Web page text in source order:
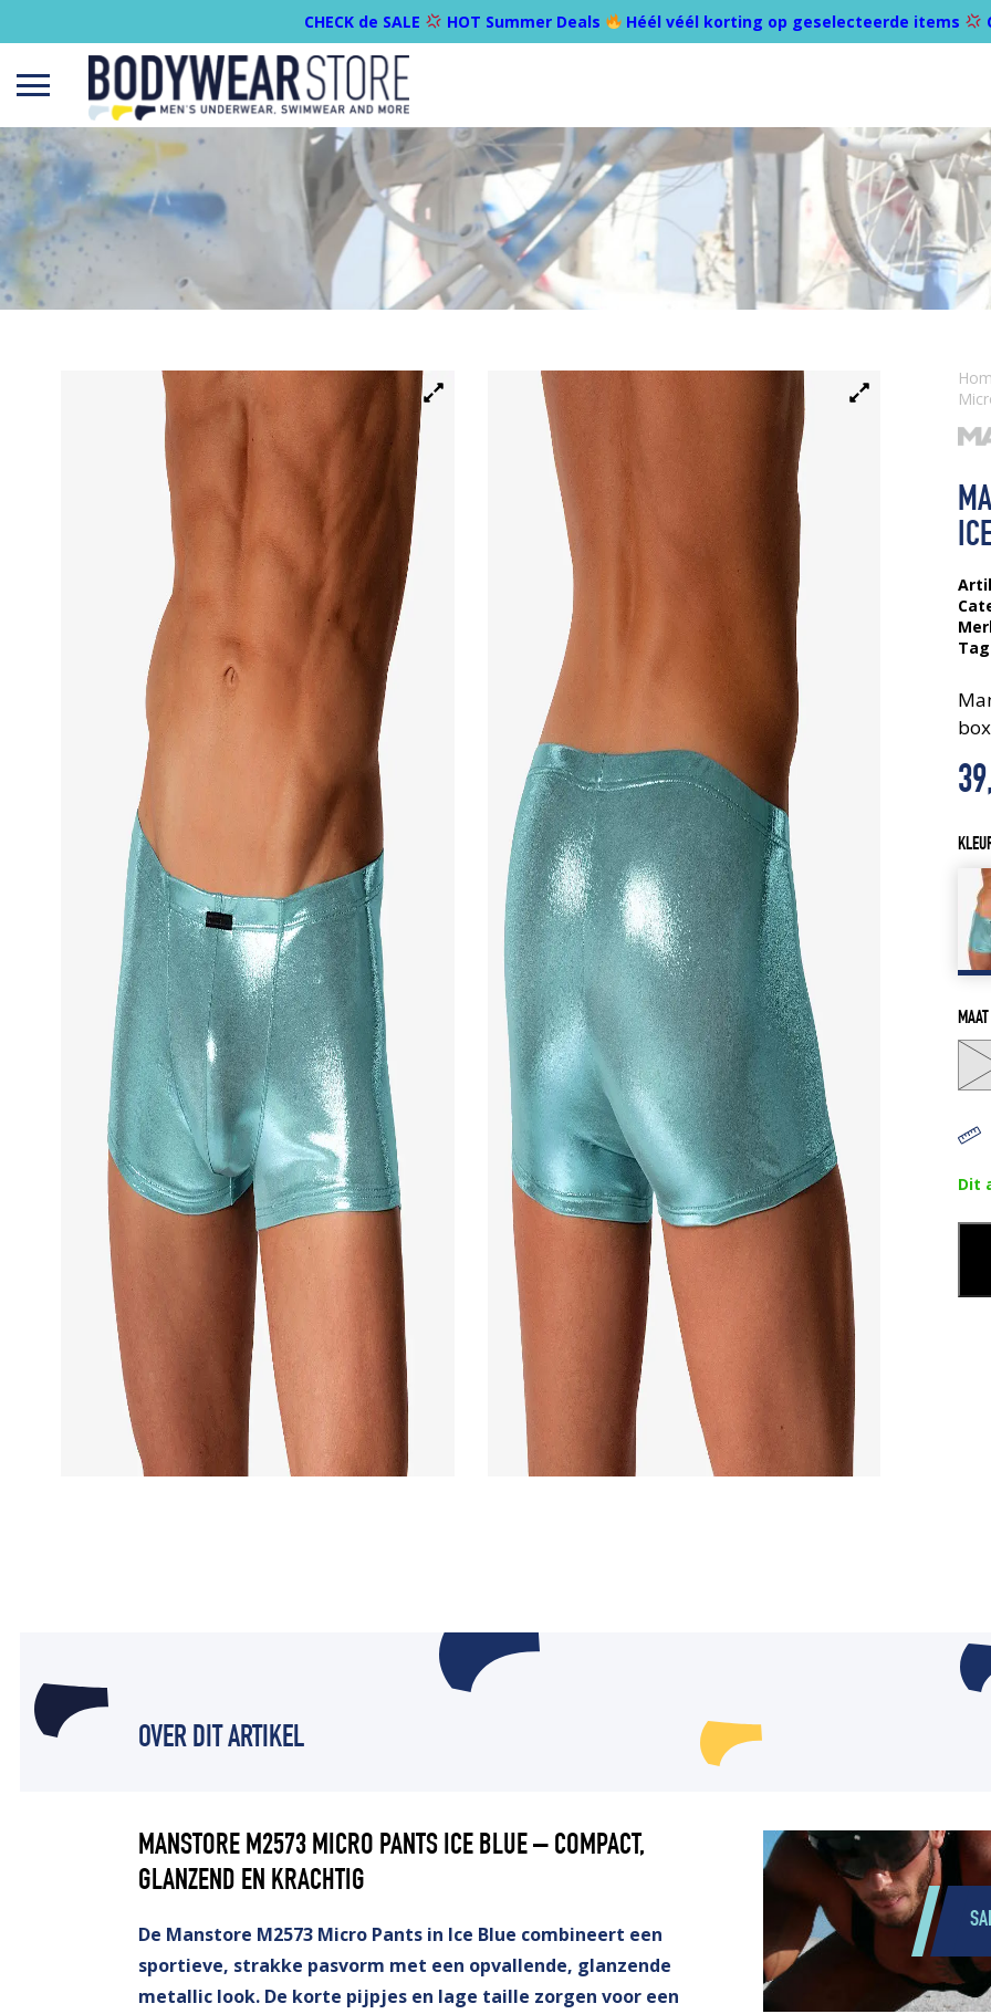
CHECK de SALE HOT Summer Deals Héél véél korting op geselecteerde items
Open
MAAT
Dit
OVER DIT ARTIKEL
MANSTORE M2573 MICRO PANTS ICE BLUE – COMPACT,
GLANZEND EN KRACHTIG
De Manstore M2573 Micro Pants in Ice Blue combineert een
sportieve, strakke pasvorm met een opvallende, glanzende
metallic look. De korte pijpjes en lage taille zorgen voor een